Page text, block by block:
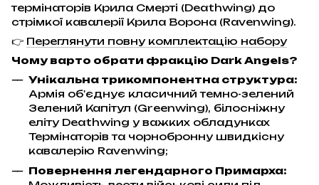
термінаторів Крила Смерті (Deathwing) до
стрімкої кавалерії Крила Ворона (Ravenwing).
👉 Переглянути повну комплектацію набору
Чому варто обрати фракцію Dark Angels?
Унікальна трикомпонентна структура:
Армія об'єднує класичний темно-зелений
Зелений Капітул (Greenwing), білосніжну
еліту Deathwing у важких обладунках
Термінаторів та чорнобронну швидкісну
кавалерію Ravenwing;
Повернення легендарного Примарха: